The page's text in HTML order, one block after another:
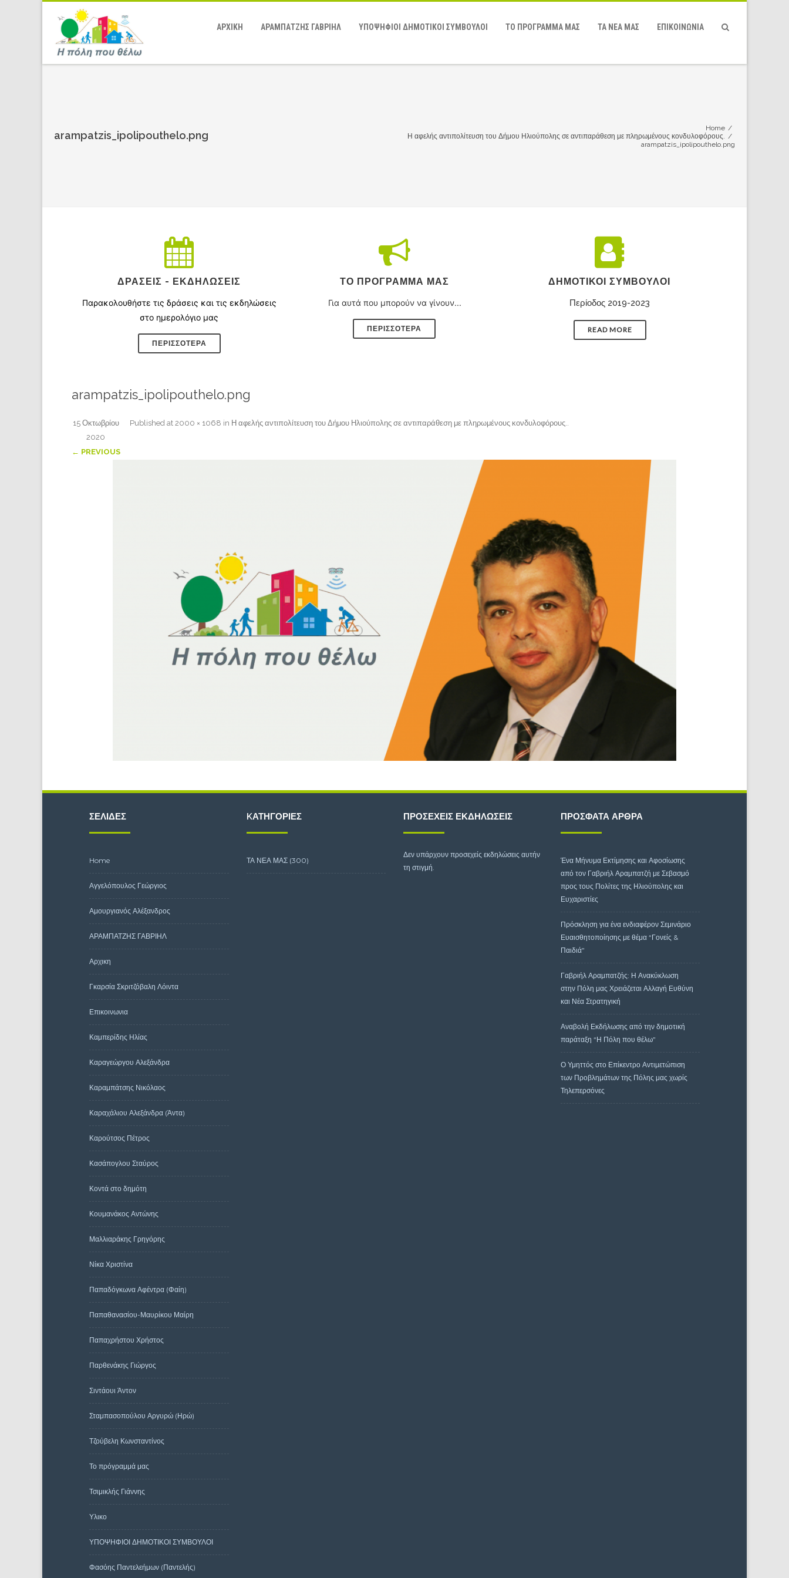
ΑΡΧΙΚΗ ΑΡΑΜΠΑΤΖΗΣ ΓΑΒΡΙΗΛ ΥΠΟΨΗΦΙΟΙ ΔΗΜΟΤΙΚΟΙ ΣΥΜΒΟΥΛΟΙ ΤΟ ΠΡΌΓΡΑΜΜΆ ΜΑΣ ΤΑ ΝΕΑ ΜΑΣ ΕΠΙΚΟΙΝΩΝΙΑ
arampatzis_ipolipouthelo.png
Home /
Η αφελής αντιπολίτευση του Δήμου Ηλιούπολης σε αντιπαράθεση με πληρωμένους κονδυλοφόρους. /
arampatzis_ipolipouthelo.png
ΔΡΆΣΕΙΣ - ΕΚΔΗΛΏΣΕΙΣ
Παρακολουθήστε τις δράσεις και τις εκδηλώσεις
στο ημερολόγιο μας
ΠΕΡΙΣΣΌΤΕΡΑ
ΤΟ ΠΡΌΓΡΑΜΜΑ ΜΑΣ
Για αυτά που μπορούν να γίνουν...
ΠΕΡΙΣΣΟΤΕΡΑ
ΔΗΜΟΤΙΚΟΊ ΣΎΜΒΟΥΛΟΙ
Περίοδος 2019-2023
READ MORE
arampatzis_ipolipouthelo.png
Published
15 Οκτωβρίου
2020
at 2000 × 1068 in Η αφελής αντιπολίτευση του Δήμου Ηλιούπολης σε αντιπαράθεση με πληρωμένους κονδυλοφόρους.
← PREVIOUS
ΣΕΛΊΔΕΣ
Home
Αγγελόπουλος Γεώργιος
Αμουργιανός Αλέξανδρος
ΑΡΑΜΠΑΤΖΗΣ ΓΑΒΡΙΗΛ
Αρχικη
Γκαρσία Σκριτζόβαλη Λόιντα
Επικοινωνια
Καμπερίδης Ηλίας
Καραγεώργου Αλεξάνδρα
Καραμπάτσης Νικόλαος
Καραχάλιου Αλεξάνδρα (Άντα)
Καρούτσος Πέτρος
Κασάπογλου Σταύρος
Κοντά στο δημότη
Κουμανάκος Αντώνης
Μαλλιαράκης Γρηγόρης
Νίκα Χριστίνα
Παπαδόγκωνα Αφέντρα (Φαίη)
Παπαθανασίου-Μαυρίκου Μαίρη
Παπαχρήστου Χρήστος
Παρθενάκης Γιώργος
Σιντάουι Άντον
Σταμπασοπούλου Αργυρώ (Ηρώ)
Τζούβελη Κωνσταντίνος
Το πρόγραμμά μας
Τσιμικλής Γιάννης
Υλικο
ΥΠΟΨΗΦΙΟΙ ΔΗΜΟΤΙΚΟΙ ΣΥΜΒΟΥΛΟΙ
Φασόης Παντελεήμων (Παντελής)
KΑΤΗΓΟΡΊΕΣ
ΤΑ ΝΕΑ ΜΑΣ(300)
ΠΡΟΣΕΧΕΊΣ ΕΚΔΗΛΏΣΕΙΣ
Δεν υπάρχουν προσεχείς εκδηλώσεις αυτήν
τη στιγμή.
ΠΡΌΣΦΑΤΑ ΆΡΘΡΑ
Ένα Μήνυμα Εκτίμησης και Αφοσίωσης
από τον Γαβριήλ Αραμπατζή με Σεβασμό
προς τους Πολίτες της Ηλιούπολης και
Ευχαριστίες
Πρόσκληση για ένα ενδιαφέρον Σεμινάριο
Ευαισθητοποίησης με θέμα “Γονείς &
Παιδιά”
Γαβριήλ Αραμπατζής: Η Ανακύκλωση
στην Πόλη μας Χρειάζεται Αλλαγή Ευθύνη
και Νέα Στρατηγική
Αναβολή Εκδήλωσης από την δημοτική
παράταξη “Η Πόλη που θέλω”
Ο Υμηττός στο Επίκεντρο Αντιμετώπιση
των Προβλημάτων της Πόλης μας χωρίς
Τηλεπερσόνες